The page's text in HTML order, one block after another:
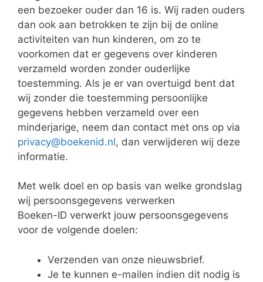
een bezoeker ouder dan 16 is. Wij raden ouders
dan ook aan betrokken te zijn bij de online
activiteiten van hun kinderen, om zo te
voorkomen dat er gegevens over kinderen
verzameld worden zonder ouderlijke
toestemming. Als je er van overtuigd bent dat
wij zonder die toestemming persoonlijke
gegevens hebben verzameld over een
minderjarige, neem dan contact met ons op via
privacy@boekenid.nl, dan verwijderen wij deze
informatie.
Met welk doel en op basis van welke grondslag
wij persoonsgegevens verwerken
Boeken-ID verwerkt jouw persoonsgegevens
voor de volgende doelen:
Verzenden van onze nieuwsbrief.
Je te kunnen e-mailen indien dit nodig is